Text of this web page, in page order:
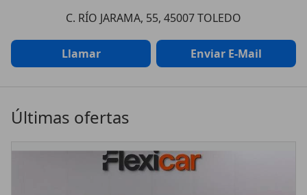
C. RÍO JARAMA, 55, 45007 TOLEDO
Llamar Enviar E-Mail
Últimas ofertas